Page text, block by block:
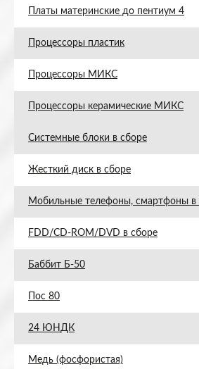
Платы материнские до пентиум 4
Процессоры пластик
Процессоры МИКС
Процессоры керамические МИКС
Системные блоки в сборе
Жесткий диск в сборе
Мобильные телефоны, смартфоны в
FDD/CD-ROM/DVD в сборе
Баббит Б-50
Пос 80
24 ЮНДК
Медь (фосфористая)